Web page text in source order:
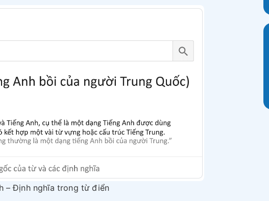
– Định nghĩa trong từ điển